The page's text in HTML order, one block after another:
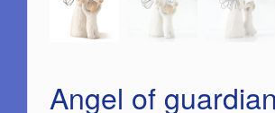
Angel of guardian